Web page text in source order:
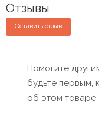
Отзывы
Оставить отзыв
Помогите
будьте первым,
об этом товаре